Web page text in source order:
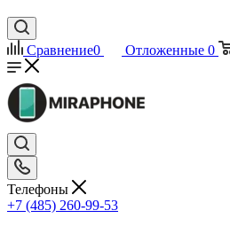
Сравнение0 Отложенные 0
Телефоны
+7 (485) 260-99-53